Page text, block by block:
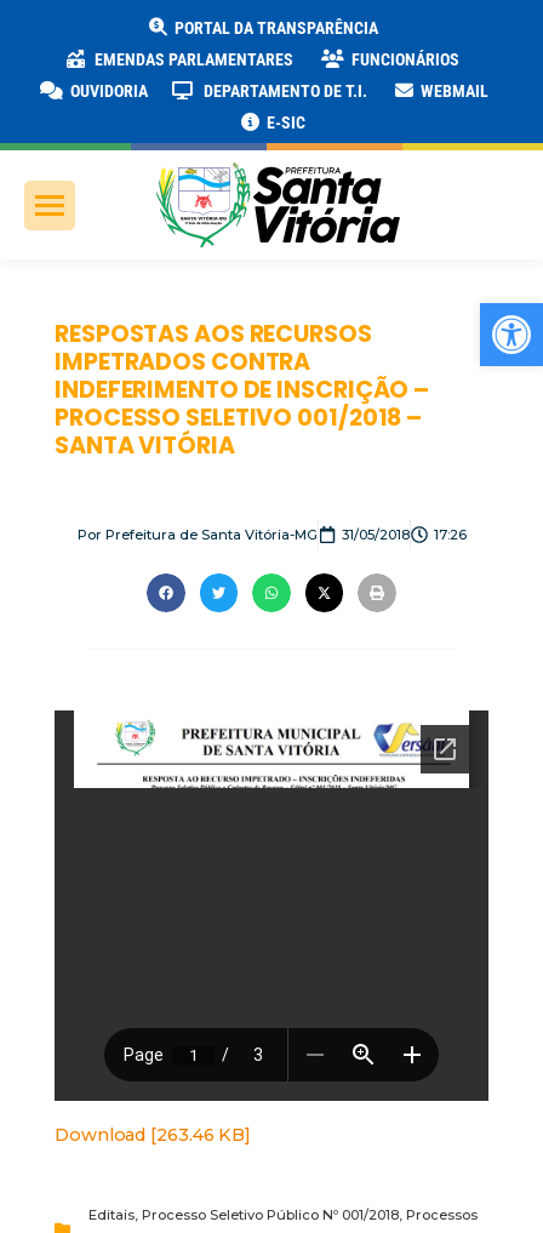
PORTAL DA TRANSPARÊNCIA
EMENDAS PARLAMENTARES
FUNCIONÁRIOS
OUVIDORIA
DEPARTAMENTO DE T.I.
WEBMAIL
E-SIC
RESPOSTAS AOS RECURSOS
IMPETRADOS CONTRA
INDEFERIMENTO DE INSCRIÇÃO –
PROCESSO SELETIVO 001/2018 –
SANTA VITÓRIA
PorPrefeitura de Santa Vitória-MG 31/05/2018 17:26
Download [263.46 KB]
Editais, Processo Seletivo Público Nº 001/2018, Processos